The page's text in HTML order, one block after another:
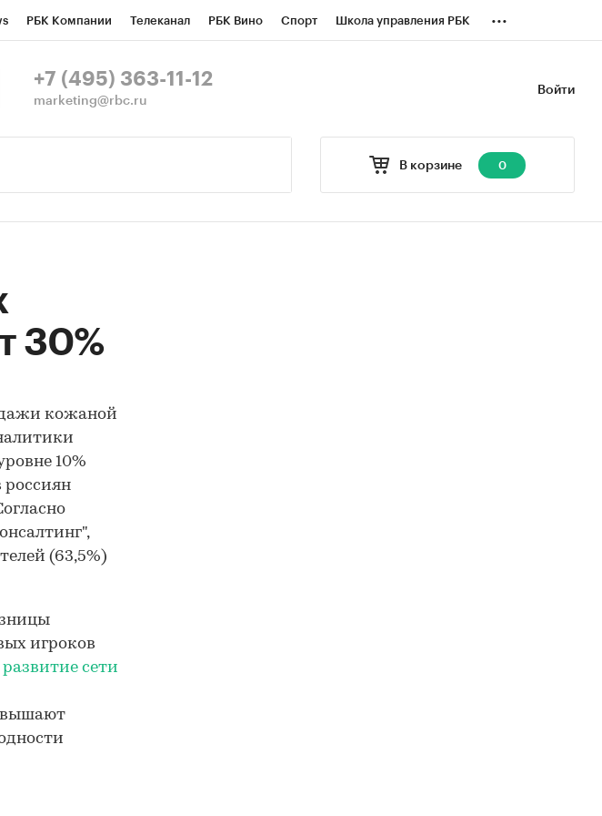
РБК Компании Телеканал РБК Вино Спорт Школа управления РБК
СПб Спецпроекты
...
Войти
+7 (495) 363-11-12
marketing@rbc.ru
В корзине 0
30%
кожаной
10%
россиян
(63,5%)
игроков
сети